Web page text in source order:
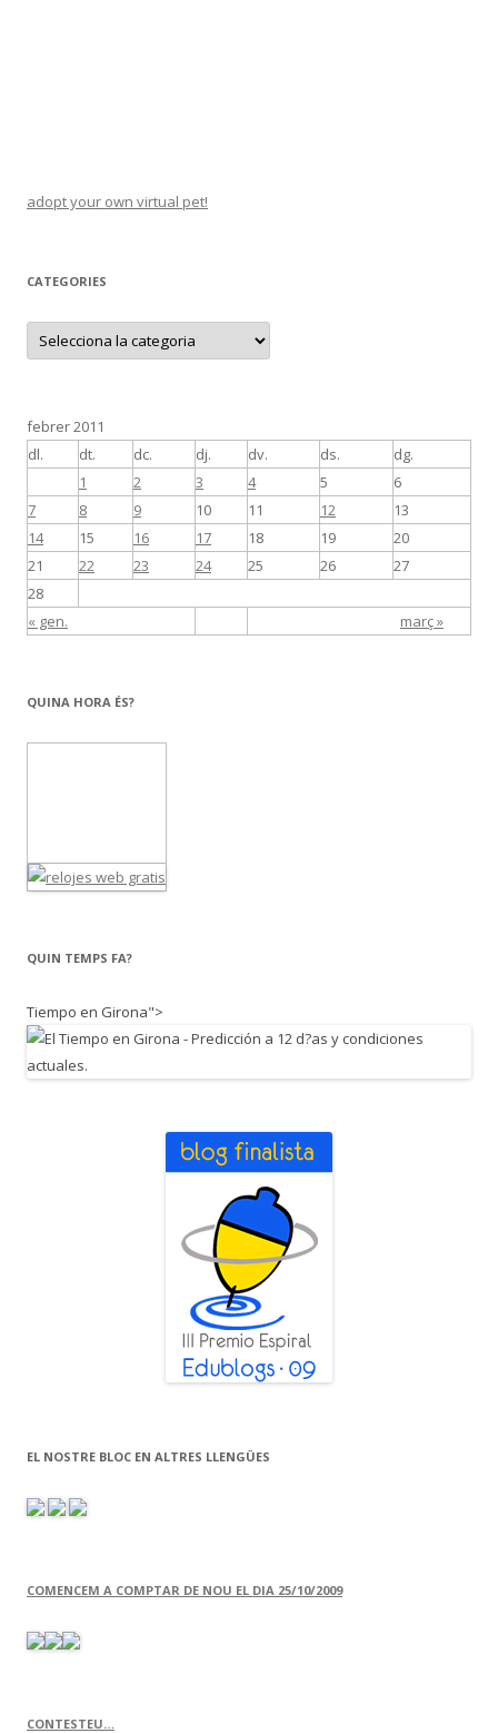
adopt your own virtual pet!
CATEGORIES
C
t
r
i
e
s
febrer 2011
dl.
dt. dc. dj. dv. ds. dg.
« gen. març »
1 2 3 4 5
6
7
8 9 10 11 12
13
14
15 16 17 18 19
20
21
22 23 24 25 26
27
28
QUINA HORA ÉS?
QUIN TEMPS FA?
Tiempo en Girona">
EL NOSTRE BLOC EN ALTRES LLENGÜES
COMENCEM A COMPTAR DE NOU EL DIA 25/10/2009
CONTESTEU…